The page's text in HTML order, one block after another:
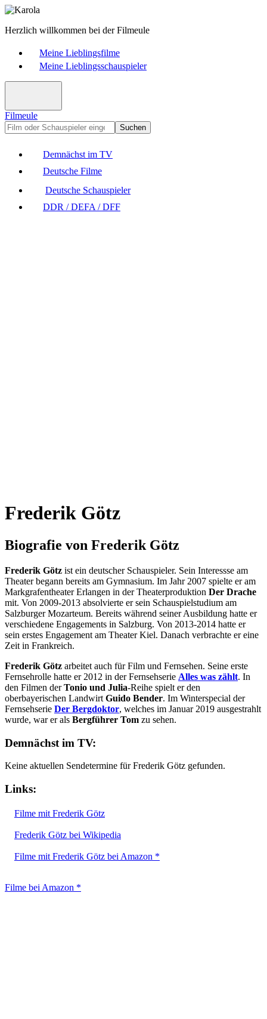
Herzlich willkommen bei der Filmeule
Meine Lieblingsfilme
Meine Lieblingsschauspieler
Filmeule
Suchen
Demnächst im TV
Deutsche Filme
Deutsche Schauspieler
DDR / DEFA / DFF
Frederik Götz
Biografie von Frederik Götz
Frederik Götz ist ein deutscher Schauspieler. Sein Interessse am
Theater begann bereits am Gymnasium. Im Jahr 2007 spielte er am
Markgrafentheater Erlangen in der Theaterproduktion Der Drache
mit. Von 2009-2013 absolvierte er sein Schauspielstudium am
Salzburger Mozarteum. Bereits während seiner Ausbildung hatte er
verschiedene Engagements in Salzburg. Von 2013-2014 hatte er
sein erstes Engagement am Theater Kiel. Danach verbrachte er eine
Zeit in Frankreich.
Frederik Götz arbeitet auch für Film und Fernsehen. Seine erste
Fernsehrolle hatte er 2012 in der Fernsehserie Alles was zählt. In
den Filmen derTonio und Julia-Reihe spielt er den
oberbayerischen Landwirt Guido Bender. Im Winterspecial der
Fernsehserie Der Bergdoktor, welches im Januar 2019 ausgestrahlt
wurde, war er als Bergführer Tom zu sehen.
Demnächst im TV:
Keine aktuellen Sendetermine für Frederik Götz gefunden.
Links:
Filme mit Frederik Götz
Frederik Götz bei Wikipedia
Filme mit Frederik Götz bei Amazon *
Filme bei Amazon *